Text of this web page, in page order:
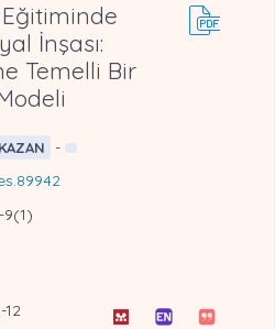
İnşası:
Temelli Bir
-
9(1)
12